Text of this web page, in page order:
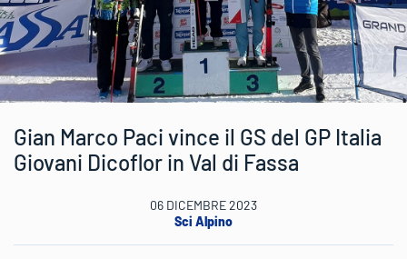
Gian Marco Paci vince il GS del GP Italia
Giovani Dicoflor in Val di Fassa
06 DICEMBRE 2023
Sci Alpino